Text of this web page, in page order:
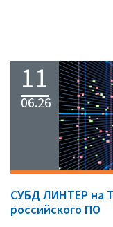
11
06.26
СУБД ЛИНТЕР на
российского ПО